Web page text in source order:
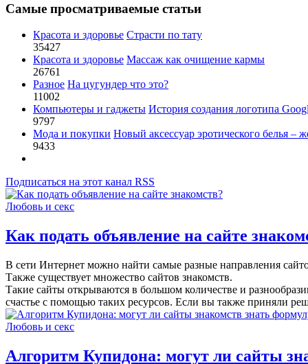
Самые просматриваемые статьи
Красота и здоровье Страсти по тату
35427
Красота и здоровье Массаж как очищение кармы
26761
Разное На цугундер что это?
11002
Компьютеры и гаджеты История создания логотипа
9797
Мода и покупки Новый аксессуар эротического белья –
9433
Подписаться на этот канал RSS
Любовь и секс
Как подать объявление на сайте
В сети Интернет можно найти самые разные направления
Также существует множество сайтов знакомств.
Такие сайты открываются в большом количестве и
счастье с помощью таких ресурсов. Если вы также приняли
Любовь и секс
Алгоритм Купидона: могут ли сайты